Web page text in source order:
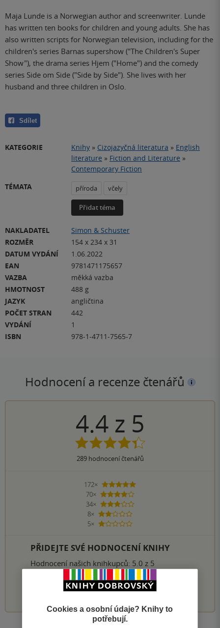
Maja Lunde is a Norwegian author and screenwriter. Lunde
has written ten books for children and young adults. She has
also written scripts for Norwegian television, including for the
children's series Barnas supershow ("The Children's Super
Show"), the drama series Hjem ("Home") and the comedy
series Side om Side ("Side by Side"). She lives with her
husband and three children in Oslo.
Sdílet
KATEGORIE Knihy » Cizojazyčná literatura » English
literature » Fiction and Literature »
Contemporary Fiction
TÉMATA
příroda včely
Přidat téma
NAKLADATEL
Simon & Schuster
ROZMĚR
154 x 234 x 31
DATUM VYDÁNÍ
1.06.2022
EAN
9781471175657
VAZBA
měkká vazba
HMOTNOST
488 g
JAZYK
angličtina
POČET STRAN
442
VYDÁNÍ
1
ISBN
978-1-4711-7565-7
Hodnocení a recenze čtenářů
4.4 z 5
289hodnocení čtenářů
172×
5 hvězdiček
70×
4 hvězdičky
34×
3 hvězdičky
8×
2 hvězdičky
5×
1 hvezdička
PŘIDEJTE SVÉ HODNOCENÍ KNIHY
Hodnocení našich knihkupců: 5.0 z 5
1 2 3 4 5
Cookies a osobní údaje? Knihy to
potřebují.